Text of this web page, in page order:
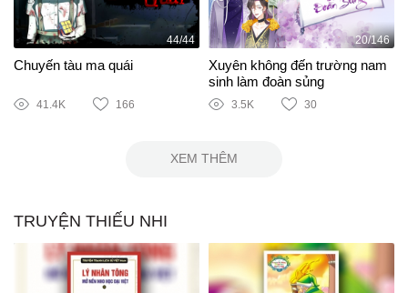
44/44
Chuyến tàu ma quái
41.4K 166
20/146
Xuyên không đến trường nam
sinh làm đoàn sủng
3.5K 30
XEM THÊM
TRUYỆN THIẾU NHI